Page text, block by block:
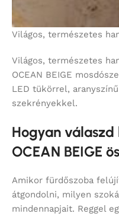
Világos, természetes
Világos, természetes
OCEAN BEIGE
LED tükörrel,
szekrényekkel.
Hogyan
OCEAN BEIGE
Amikor fürdőszoba
átgondolni, milyen
mindennapjait. Reggel